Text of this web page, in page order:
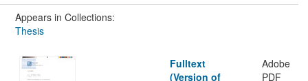
Appears in Collections:
Thesis
Fulltext
(Version of
Adobe
PDF